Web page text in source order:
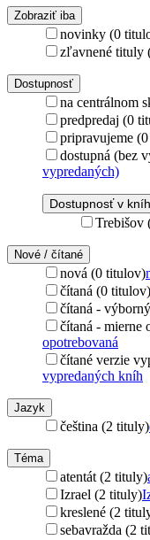
Zobraziť iba
novinky (0
zľavnené tituly
Dostupnosť
na centrálnom
predpredaj (0
pripravujeme
dostupná (bez
vypredaných)
Dostupnosť v
Trebišov
Nové / čítané
nová (0 titulov)
čítaná (0 titulov)
čítaná -
čítaná - mierne
opotrebovaná
čítané verzie
vypredaných kníh
Jazyk
čeština (2 tituly)
Téma
atentát (2 tituly)
Izrael (2 tituly)
kreslené (2
sebavražda (2